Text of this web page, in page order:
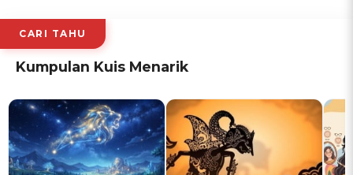
CARI TAHU
Kumpulan Kuis Menarik